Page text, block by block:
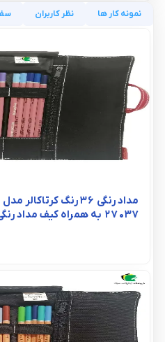
نمونه کار ها نظر کاربران
مداد رنگی 36 رنگ
27037 به همراه کیف مداد رنگی